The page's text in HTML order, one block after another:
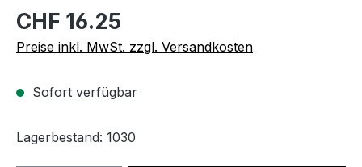
CHF 16.25
Preise inkl. MwSt. zzgl. Versandkosten
Sofort verfügbar
Lagerbestand: 1030